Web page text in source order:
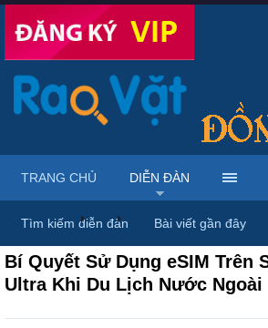
Diễn đàn ... Thảo luận chung &
Bí Quyết Sử Dụng eSIM Trên
Ultra Khi Du Lịch Nước Ngoài
TRANG CHỦ DIỄN ĐÀN
Tìm kiếm diễn đàn Bài viết gần đây